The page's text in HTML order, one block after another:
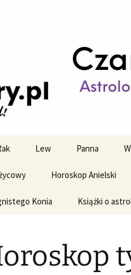
i
astrologiczne
Lew Panna
Horoskop Anielski
Konia Książki o